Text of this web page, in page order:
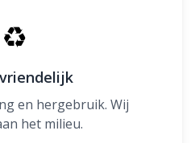
♻
en hergebruik. Wij
het milieu.